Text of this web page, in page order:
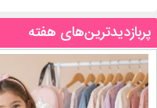
پربازدیدترین‌های هفته